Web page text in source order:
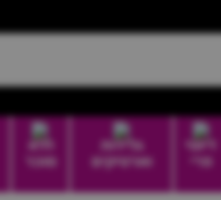
דיוטי
פרי
גלידות
וארטיקים
ללא
סוכר